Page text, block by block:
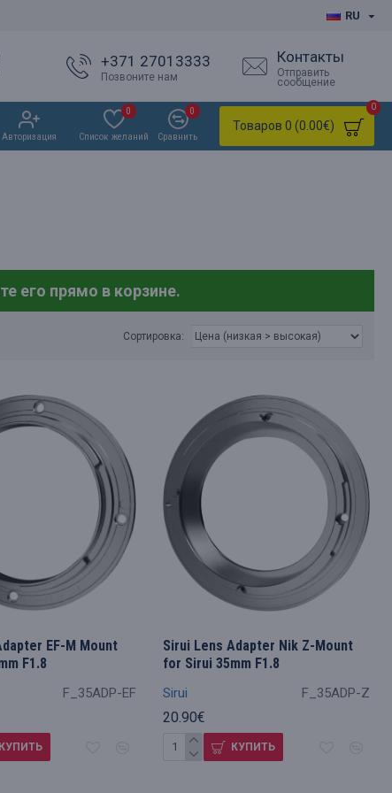
RU
+371 27013333
Позвоните нам
Контакты
Отправить
сообщение
Авторизация Список желаний
0
Сравнить
0
Товаров 0 (0.00€)
0
его прямо в корзине.
Сортировка:
F_35ADP-EF
EF-M Mount
F1.8
КУПИТЬ
Sirui F_35ADP-Z
Sirui Lens Adapter Nik Z-Mount
for Sirui 35mm F1.8
20.90€
КУПИТЬ